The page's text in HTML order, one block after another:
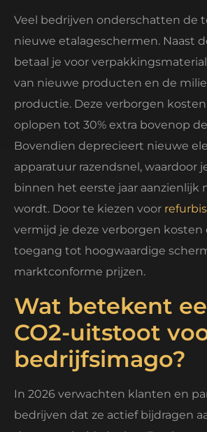
Veel bedrijven onderschatten de
nieuwe etalageschermen. Naast
betaal je voor
van nieuwe producten en de
productie. Deze verborgen
oplopen tot 30% extra bovenop
Bovendien deprecieert nieuwe
apparatuur razendsnel, waardoor
binnen het eerste jaar aanzienlijk
wordt. Door te kiezen voor
vermijd je deze verborgen kosten
toegang tot hoogwaardige
marktconforme prijzen.
Wat betekent
CO2-uitstoot
bedrijfsimago?
In 2026 verwachten klanten en
bedrijven dat ze actief bijdragen